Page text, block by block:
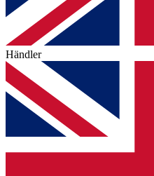
Händler